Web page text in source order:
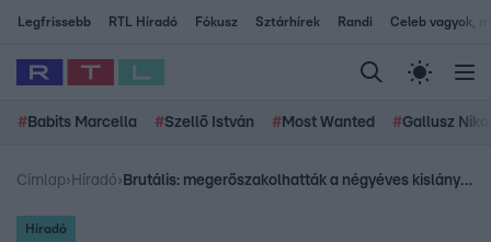
Legfrissebb RTL Híradó Fókusz Sztárhírek Randi Celeb vagyok,
# Babits Marcella #Szellő István # Most Wanted #Gallusz
Címlap› Híradó› Brutális: megerőszakolhatták a négyéves kislányt Cegléden
Híradó